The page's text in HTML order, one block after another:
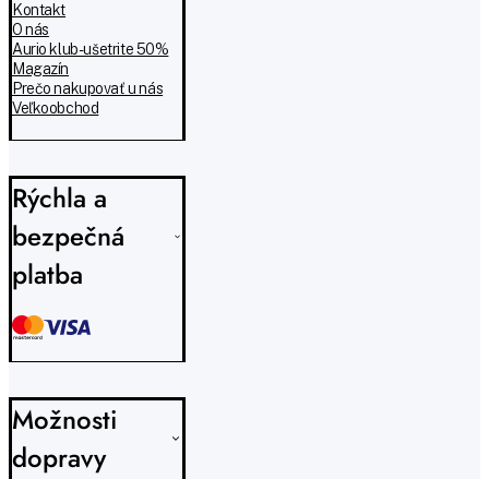
Kontakt
O nás
Aurio klub - ušetrite 50%
Magazín
Prečo nakupovať u nás
Veľkoobchod
Rýchla a
bezpečná
platba
Možnosti
dopravy